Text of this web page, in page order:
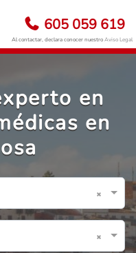
605 059 619
Al contactar, declara conocer nuestroAviso Legal
en
en
×
×